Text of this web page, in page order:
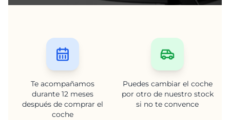
Te acompañamos
durante 12 meses
después de comprar el
coche
Puedes cambiar el coche
por otro de nuestro stock
si no te convence